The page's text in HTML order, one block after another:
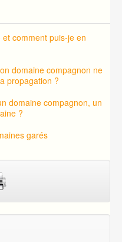
comment puis-je en
domaine compagnon ne
propagation ?
domaine compagnon, un
?
garés